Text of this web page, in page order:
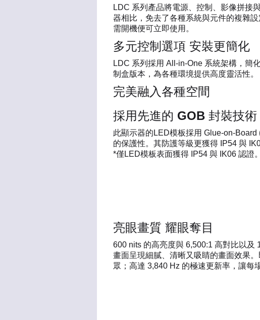
LDC 系列產品將電源、控制、影像拼接
器相比，免去了各種系統與元件的複雜
需開機便可立即使用。
多元控制選項 安裝更簡化
LDC 系列採用 All-in-One 系統架構，簡
制盒版本，為各種環境提供高度靈活性。​
完美融入各種空間
採用先進的 GOB 封裝技
此顯示器的LED模板採用 Glue-on-
的保護性。其防護等級更獲得 IP54 與
*僅LED模板表面獲得 IP54 與 IK06 認證。​
亮眼畫質 耀眼奪目
600 nits 的高亮度與 6,500:1 高對比以及
畫面呈現細膩、清晰又吸睛的畫面效果
眾；高達 3,840 Hz 的極速更新率，讓每